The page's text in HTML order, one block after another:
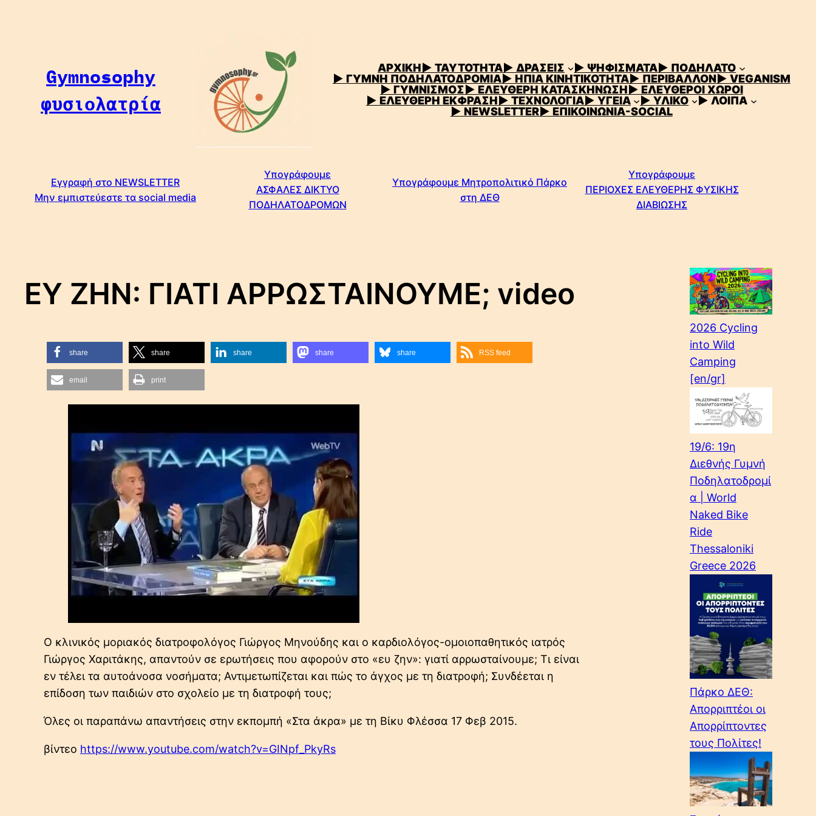
Gymnosophy
φυσιολατρία
ΑΡΧΙΚΗ▶ ΤΑΥΤΟΤΗΤΑ▶ ΔΡΑΣΕΙΣ ▶ ΨΗΦΙΣΜΑΤΑ▶ ΠΟΔΗΛΑΤΟ
▶ ΓΥΜΝΗ ΠΟΔΗΛΑΤΟΔΡΟΜΙΑ▶ ΗΠΙΑ ΚΙΝΗΤΙΚΟΤΗΤΑ▶ ΠΕΡΙΒΑΛΛΟΝ▶ VEGANISM
▶ ΓΥΜΝΙΣΜΟΣ▶ ΕΛΕΥΘΕΡΗ ΚΑΤΑΣΚΗΝΩΣΗ▶ ΕΛΕΥΘΕΡΟΙ ΧΩΡΟΙ
▶ ΕΛΕΥΘΕΡΗ ΕΚΦΡΑΣΗ▶ ΤΕΧΝΟΛΟΓΙΑ▶ ΥΓΕΙΑ ▶ ΥΛΙΚΟ
▶ ΛΟΙΠΑ
▶ NEWSLETTER▶ ΕΠΙΚΟΙΝΩΝΙΑ-SOCIAL
Εγγραφή στο NEWSLETTER
Μην εμπιστεύεστε τα social media
Υπογράφουμε
ΑΣΦΑΛΕΣ ΔΙΚΤΥΟ
ΠΟΔΗΛΑΤΟΔΡΟΜΩΝ
Υπογράφουμε Μητροπολιτικό Πάρκο
στη ΔΕΘ
Υπογράφουμε
ΠΕΡΙΟΧΕΣ ΕΛΕΥΘΕΡΗΣ ΦΥΣΙΚΗΣ
ΔΙΑΒΙΩΣΗΣ
ΕΥ ΖΗΝ: ΓΙΑΤΙ ΑΡΡΩΣΤΑΙΝΟΥΜΕ; video
share share share share share RSS feed
email print
Ο κλινικός μοριακός διατροφολόγος Γιώργος Μηνούδης και ο καρδιολόγος-ομοιοπαθητικός ιατρός
Γιώργος Χαριτάκης, απαντούν σε ερωτήσεις που αφορούν στο «ευ ζην»: γιατί αρρωσταίνουμε; Τι είναι
εν τέλει τα αυτοάνοσα νοσήματα; Αντιμετωπίζεται και πώς το άγχος με τη διατροφή; Συνδέεται η
επίδοση των παιδιών στο σχολείο με τη διατροφή τους;
Όλες οι παραπάνω απαντήσεις στην εκπομπή «Στα άκρα» με τη Βίκυ Φλέσσα 17 Φεβ 2015.
βίντεο https://www.youtube.com/watch?v=GINpf_PkyRs
2026 Cycling
into Wild
Camping
[en/gr]
19/6: 19η
Διεθνής Γυμνή
Ποδηλατοδρομί
α | World
Naked Bike
Ride
Thessaloniki
Greece 2026
Πάρκο ΔΕΘ:
Απορριπτέοι οι
Απορρίπτοντες
τους Πολίτες!